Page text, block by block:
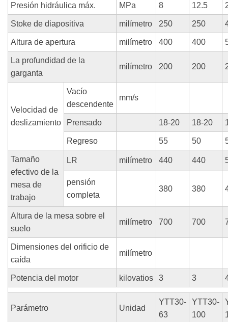
Presión hidráulica máx. MPa 8 12.5
Stoke de diapositiva milímetro 250 250
Altura de apertura milímetro 400 400
La profundidad de la
garganta
milímetro 200 200
Velocidad de
deslizamiento
Vacío
descendente
mm/s
Prensado 18-20 18-20
Regreso 55 50
Tamaño
efectivo de la
mesa de
trabajo
LR milímetro 440 440
pensión
completa
380 380
Altura de la mesa sobre el
suelo
milímetro 700 700
Dimensiones del orificio de
caída
milímetro
Potencia del motor kilovatios 3 3
Parámetro Unidad
YTT30-
63
YTT30-
100